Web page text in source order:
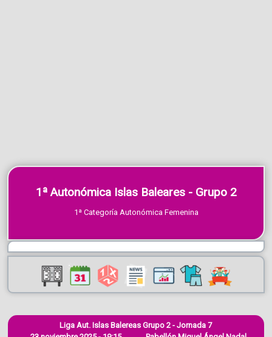
1ª Autonómica Islas Baleares - Grupo 2
1ª Categoría Autonómica Femenina
Liga Aut. Islas Balereas Grupo 2 - Jornada 7